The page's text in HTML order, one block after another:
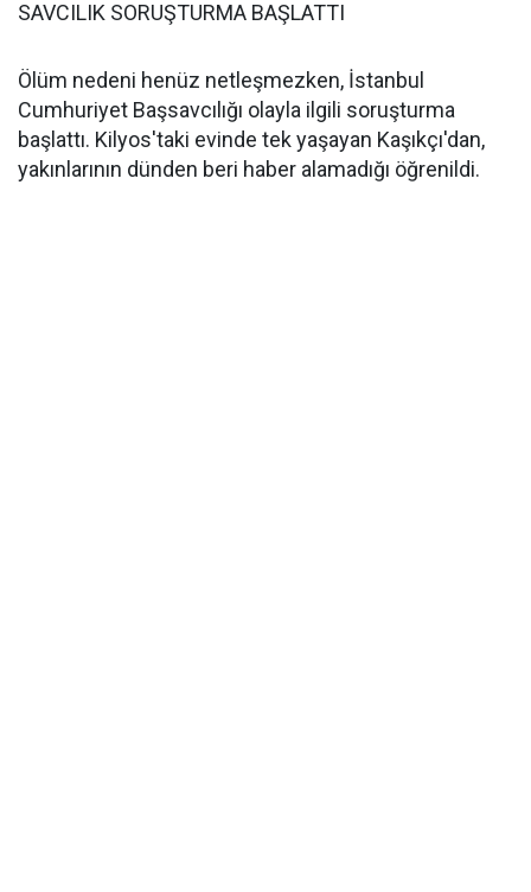
SAVCILIK SORUŞTURMA BAŞLATTI
Ölüm nedeni henüz netleşmezken, İstanbul
Cumhuriyet Başsavcılığı olayla ilgili soruşturma
başlattı. Kilyos'taki evinde tek yaşayan Kaşıkçı'dan,
yakınlarının dünden beri haber alamadığı öğrenildi.